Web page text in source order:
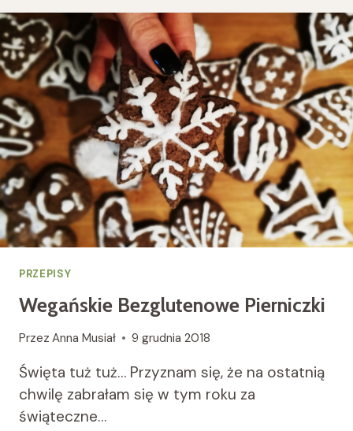
GLUTENU
I
CUKRU
PRZEPISY
Wegańskie Bezglutenowe Pierniczki
Przez Anna Musiał 9 grudnia 2018
Święta tuż tuż… Przyznam się, że na ostatnią
chwilę zabrałam się w tym roku za
świąteczne…